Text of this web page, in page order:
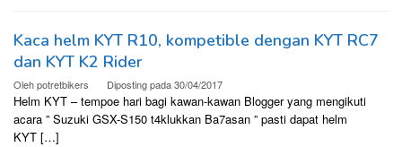
Kaca helm KYT R10, kompetible dengan KYT RC7
dan KYT K2 Rider
Olehpotretbikers Diposting pada30/04/2017
Helm KYT – tempoe hari bagi kawan-kawan Blogger yang mengikuti
acara ” Suzuki GSX-S150 t4klukkan Ba7asan ” pasti dapat helm
KYT […]